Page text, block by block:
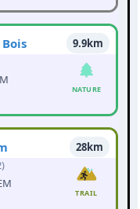
9.9km
NATURE
28km
TRAIL